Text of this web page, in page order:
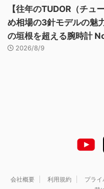
【往年のTUDOR（チュ
め相場の3針モデルの魅
の垣根を超える腕時計
2026/8/9
会社概要 利用規約 プラ